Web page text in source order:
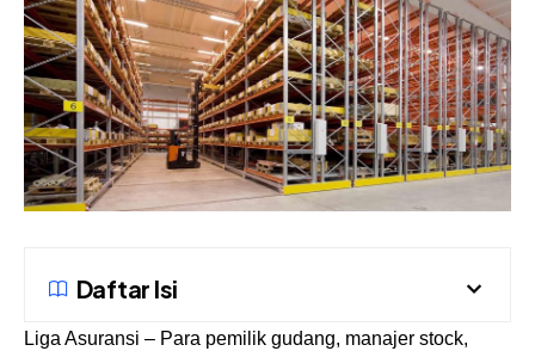
Daftar Isi
Liga Asuransi – Para pemilik gudang, manajer stock,